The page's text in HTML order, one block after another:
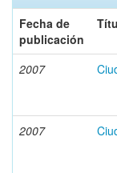
Fecha de
publicación
2007
2007